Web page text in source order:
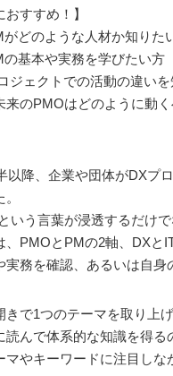
おすすめ！】
がどのような人材か知りた
の基本や実務を学びたい方
ジェクトでの活動の違い
来のPMOはどのように動
以降、企業や団体がDXプ
いう言葉が浸透するだけ
、PMOとPMの2軸、DXと
実務を確認、あるいは自身
きで1つのテーマを取り上
読んで体系的な知識を得る
マやキーワードに注目しな